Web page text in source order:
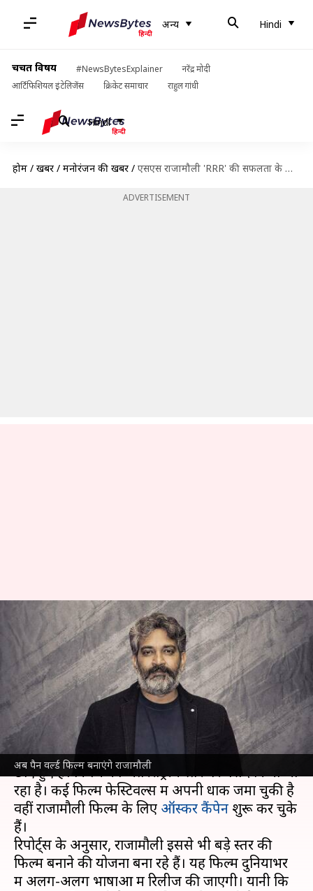
अन्य Hindi
चर्चित विषय #NewsBytesExplainer
नरेंद्र मोदी
आर्टिफिशियल इंटेलिजेंस
क्रिकेट समाचार राहुल गांधी
Hindi
होम / खबरें / मनोरंजन की खबरें / एसएस राजामौली 'RRR' की सफलता के बाद अब बनाएंगे पहली भारतीय पैन वर्ल्ड फिल्म
ADVERTISEMENT
अब पैन वर्ल्ड फिल्म बनाएंगे राजामौली
एसएस राजामौली 'RRR' की सफलता
के बाद अब बनाएंगे पहली भारतीय
पैन वर्ल्ड फिल्म
लेखन आकांक्षा शर्मा Dec 07, 2022 05:59 pm
क्या है खबर?
एसएस राजामौलीइन दिनों अपनी फिल्म 'RRR' को लेकर
छाए हुए हैं। फिल्म को अतंरराष्ट्रीय स्तर पर पसंद किया जा
रहा है। कई फिल्म फेस्टिवल्स में अपनी धाक जमा चुकी है
वहीं राजामौली फिल्म के लिए ऑस्कर कैंपेन शुरू कर चुके
हैं।
रिपोर्ट्स के अनुसार, राजामौली इससे भी बड़े स्तर की
फिल्म बनाने की योजना बना रहे हैं। यह फिल्म दुनियाभर
में अलग-अलग भाषाओं में रिलीज की जाएगी। यानी कि